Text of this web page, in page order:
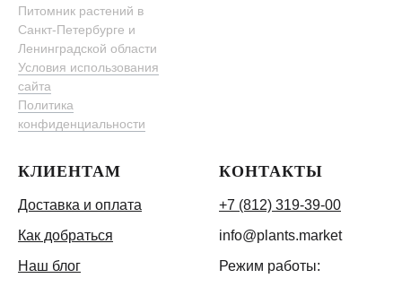
Питомник растений в
Санкт-Петербурге и
Ленинградской области
Условия использования
сайта
Политика
конфиденциальности
КЛИЕНТАМ
Доставка и оплата
Как добраться
Наш блог
КОНТАКТЫ
+7 (812) 319-39-00
info@plants.market
Режим работы: